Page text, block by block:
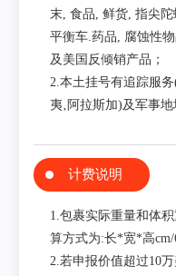
末, 食品, 鲜货, 指尖
平衡车.药品, 腐蚀性
及美国反倾销产品；
2.本土挂号有追踪服
夷‚阿拉斯加)及军
计费说明
1.包裹实际重量和体
算方式为:长*宽*高
2.若申报价值超过10